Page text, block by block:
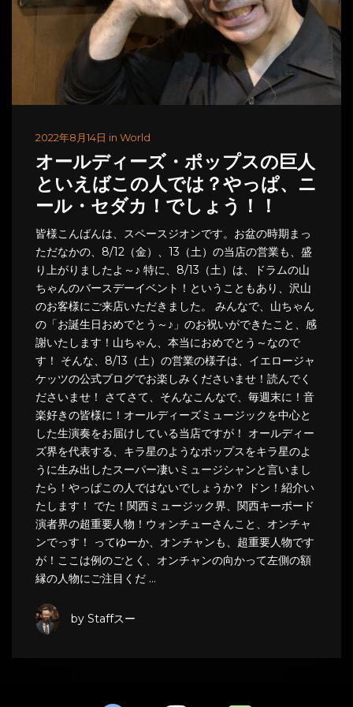
2022年8月14日 in World
オールディーズ・ポップスの巨人
といえばこの人では？やっぱ、ニ
ール・セダカ！でしょう！！
皆様こんばんは、スペースジオンです。お盆の時期まっ
ただなかの、8/12（金）、13（土）の当店の営業も、盛
り上がりましたよ～♪ 特に、8/13（土）は、ドラムの山
ちゃんのバースデーイベント！ということもあり、沢山
のお客様にご来店いただきました。 みんなで、山ちゃん
の「お誕生日おめでとう～♪」のお祝いができたこと、感
謝いたします！山ちゃん、本当におめでとう～なので
す！ そんな、8/13（土）の営業の様子は、イエロージャ
ケッツの公式ブログでお楽しみくださいませ！読んでく
ださいませ！ さてさて、そんなこんなで、毎週末に！音
楽好きの皆様に！オールディーズミュージックを中心と
した生演奏をお届けしている当店ですが！ オールディー
ズ界を代表する、キラ星のようなポップスをキラ星のよ
うに生み出したスーパー凄いミュージシャンと言いまし
たら！やっぱこの人ではないでしょうか？ ドン！紹介い
たします！ でた！関西ミュージック界、関西キーボード
演者界の超重要人物！ウォンチューさんこと、オンチャ
ンでっす！ ってゆーか、オンチャンも、超重要人物です
が！ここは例のごとく、オンチャンの向かって左側の額
縁の人物にご注目くだ …
by Staffスー